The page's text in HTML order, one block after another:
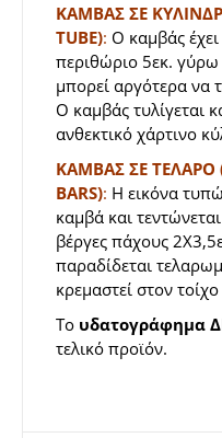
ΚΑΜΒΑΣ ΣΕ
TUBE): Ο καμβάς
περιθώριο 5εκ.
μπορεί αργότερα να
Ο καμβάς τυλίγεται
ανθεκτικό χάρτινο
ΚΑΜΒΑΣ ΣΕ ΤΕΛΑΡΟ
BARS): Η εικόνα
καμβά και
βέργες πάχους
παραδίδεται
κρεμαστεί στον
Το υδατογράφημα
τελικό προϊόν.